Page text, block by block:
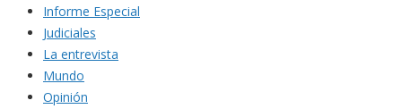
Informe Especial
Judiciales
La entrevista
Mundo
Opinión